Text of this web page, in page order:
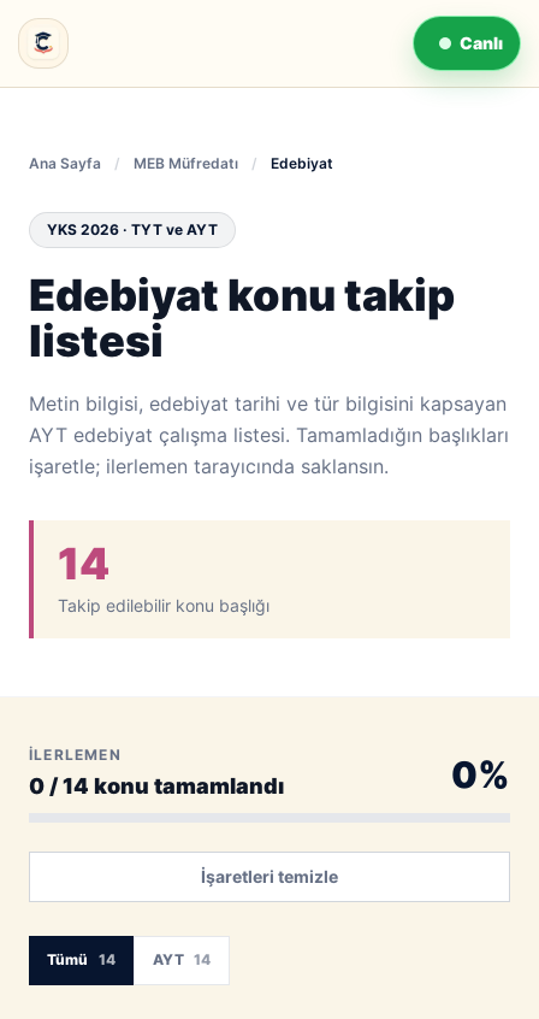
Canlı
Ana Sayfa / MEB Müfredatı / Edebiyat
YKS 2026 · TYT ve AYT
Edebiyat konu takip
listesi
Metin bilgisi, edebiyat tarihi ve tür bilgisini kapsayan
AYT edebiyat çalışma listesi. Tamamladığın başlıkları
işaretle; ilerlemen tarayıcında saklansın.
14
Takip edilebilir konu başlığı
İLERLEMEN
0 / 14 konu tamamlandı 0%
İşaretleri temizle
Tümü 14 AYT 14